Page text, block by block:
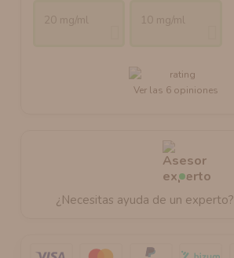
20 mg/ml 10 mg/ml
Ver las 6 opiniones
¿Necesitas ayuda de un experto?